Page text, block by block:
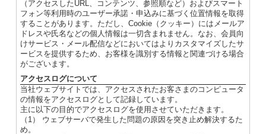
（アクセスしたURL、コンテンツ、参照順など）およびスマート
フォン等利用時のユーザー承諾・申込みに基づく位置情報を取得
することがあります。ただし、Cookie（クッキー）にはメールア
ドレスや氏名などの個人情報は一切含まれません。なお、会員向
けサービス・メール配信などにおいてはよりカスタマイズしたサ
ービスを提供するため、お客様を識別する情報と関連づける場合
がございます。
アクセスログについて
当社ウェブサイトでは、アクセスされたお客さまのコンピュータ
の情報をアクセスログとして記録しています。
主に以下の目的でアクセスログを使用させていただきます。
（1） ウェブサーバで発生した問題の原因を突き止め解決するた
め。